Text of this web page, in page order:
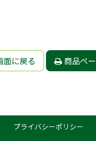
面に戻る 商品ペ
プライバシーポリシー